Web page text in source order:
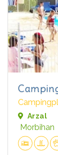
Arzal
Morbihan